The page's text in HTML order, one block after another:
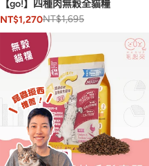
【go!】四種肉無穀全貓糧
NT$1,270NT$1,695